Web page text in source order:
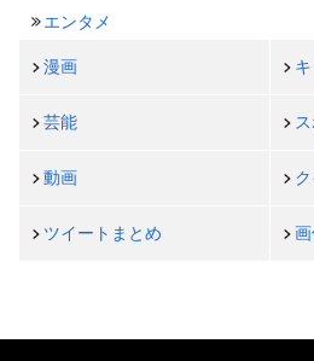
エンタメ
漫画
芸能
動画
ツイートまとめ